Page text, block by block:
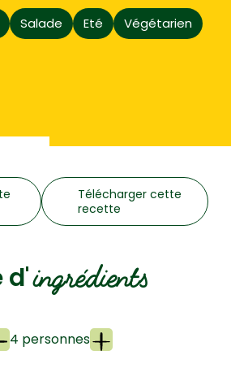
Salade Eté
Végétarien
Télécharger cette
recette
d'ingrédients
4 personnes